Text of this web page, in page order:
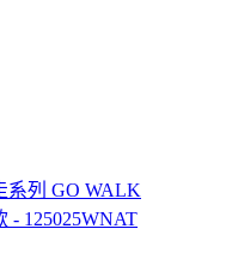
系列 GO WALK
- 125025WNAT